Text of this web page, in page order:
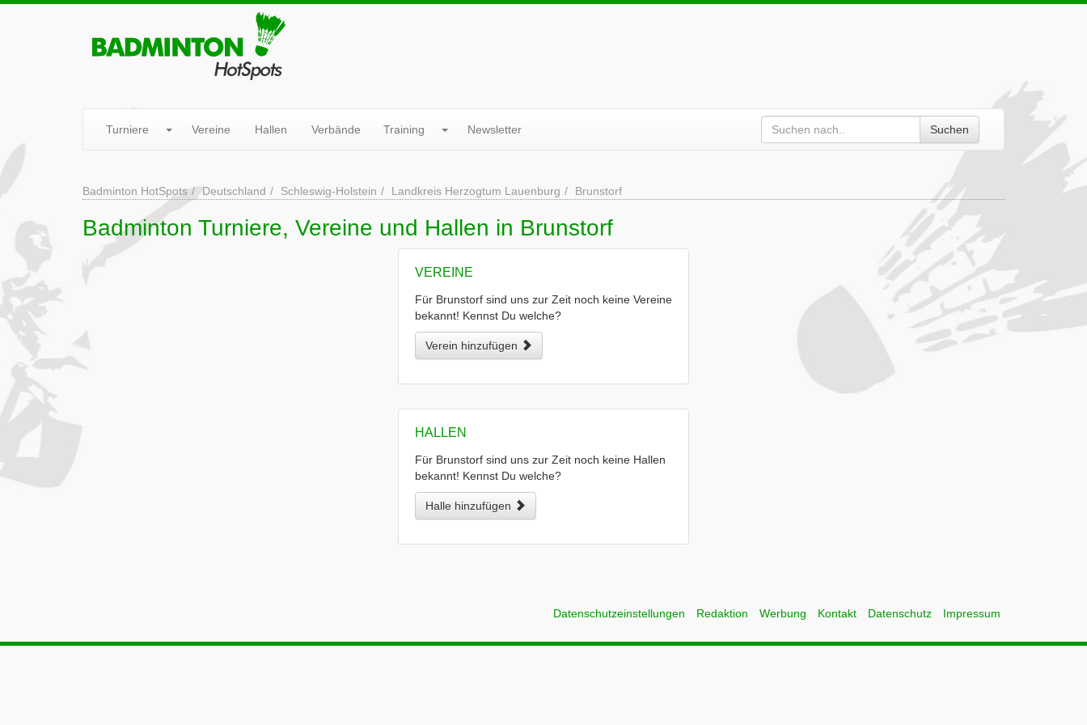
Turniere Vereine Hallen Verbände Training Newsletter Suchen
Badminton HotSpots Deutschland Schleswig-Holstein Landkreis Herzogtum Lauenburg Brunstorf
Badminton Turniere, Vereine und Hallen in Brunstorf
VEREINE
Für Brunstorf sind uns zur Zeit noch keine Vereine
bekannt! Kennst Du welche?
Verein hinzufügen
HALLEN
Für Brunstorf sind uns zur Zeit noch keine Hallen
bekannt! Kennst Du welche?
Halle hinzufügen
Datenschutzeinstellungen Redaktion Werbung Kontakt Datenschutz Impressum